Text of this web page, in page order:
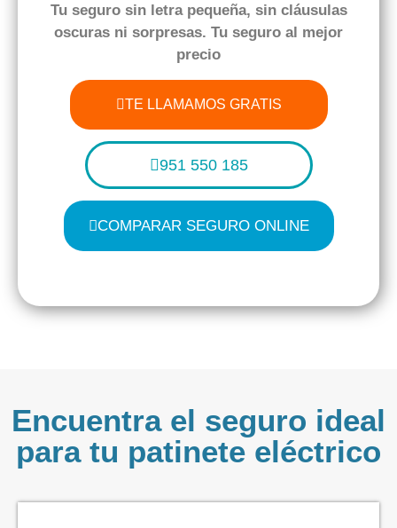
Tu seguro sin letra pequeña, sin cláusulas
oscuras ni sorpresas. Tu seguro al mejor
precio
TE LLAMAMOS GRATIS
951 550 185
COMPARAR SEGURO ONLINE
Encuentra el seguro ideal
para tu patinete eléctrico